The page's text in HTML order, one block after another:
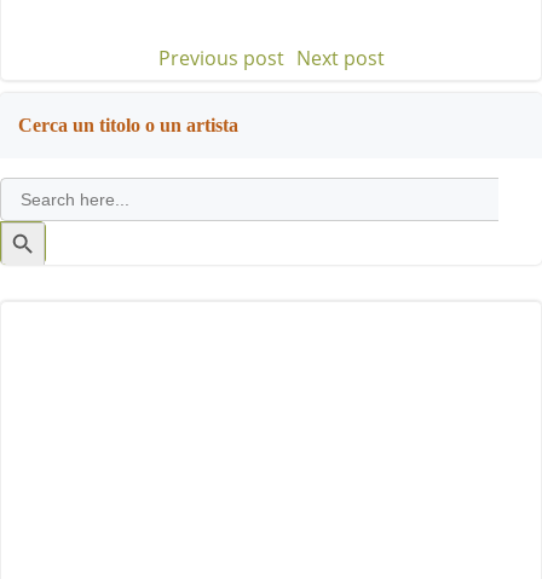
Post
navigation
Previous post Post
Next post
Cerca un titolo o un artista
Search
for:
Search
Button